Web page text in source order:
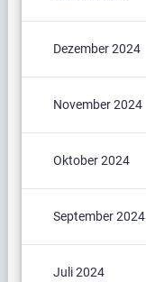
Dezember 2024
November 2024
Oktober 2024
September 2024
Juli 2024